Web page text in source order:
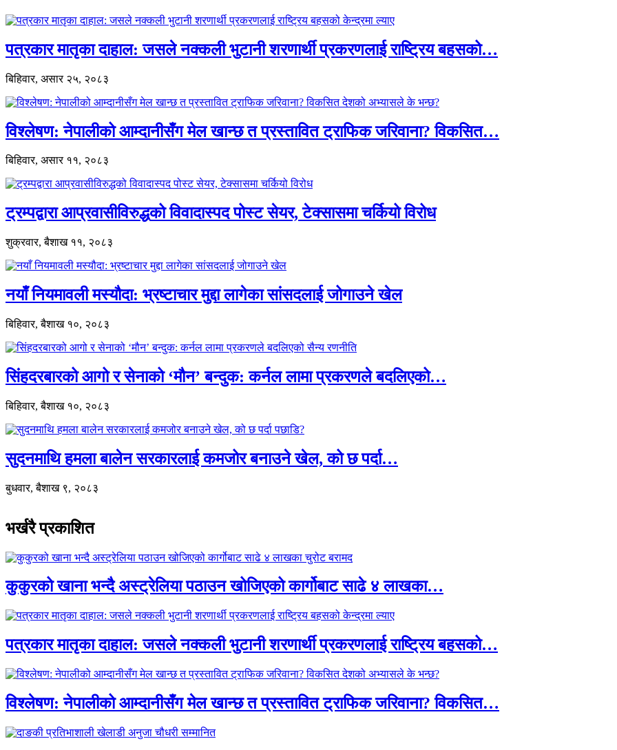
पत्रकार मातृका दाहाल: जसले नक्कली भुटानी शरणार्थी प्रकरणलाई राष्ट्रिय बहसको…
बिहिवार, असार २५, २०८३
विश्लेषण: नेपालीको आम्दानीसँग मेल खान्छ त प्रस्तावित ट्राफिक जरिवाना? विकसित…
बिहिवार, असार ११, २०८३
ट्रम्पद्वारा आप्रवासीविरुद्धको विवादास्पद पोस्ट सेयर, टेक्सासमा चर्कियो विरोध
शुक्रवार, बैशाख ११, २०८३
नयाँ नियमावली मस्यौदा: भ्रष्टाचार मुद्दा लागेका सांसदलाई जोगाउने खेल
बिहिवार, बैशाख १०, २०८३
सिंहदरबारको आगो र सेनाको ‘मौन’ बन्दुक: कर्नल लामा प्रकरणले बदलिएको…
बिहिवार, बैशाख १०, २०८३
सुदनमाथि हमला बालेन सरकारलाई कमजोर बनाउने खेल, को छ पर्दा…
बुधवार, बैशाख ९, २०८३
भर्खरै प्रकाशित
कुकुरको खाना भन्दै अस्ट्रेलिया पठाउन खोजिएको कार्गोबाट साढे ४ लाखका…
पत्रकार मातृका दाहाल: जसले नक्कली भुटानी शरणार्थी प्रकरणलाई राष्ट्रिय बहसको…
विश्लेषण: नेपालीको आम्दानीसँग मेल खान्छ त प्रस्तावित ट्राफिक जरिवाना? विकसित…